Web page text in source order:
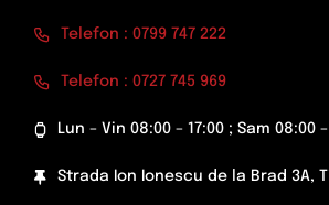
content
Telefon : 0799 747 222
Telefon : 0727 745 969
Lun – Vin 08:00 – 17:00 ; Sam 08:00
Strada Ion Ionescu de la Brad 3A,